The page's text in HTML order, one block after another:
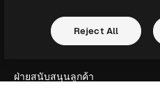
กำลังมองหา magnific.ai
ฝ่ายสนับสนุนลูกค้า
Reject All